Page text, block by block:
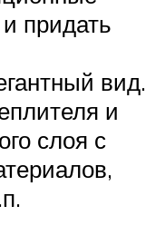
придать
вид.
и
слоя с